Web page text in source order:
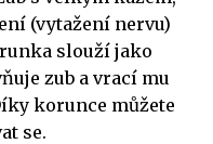
(vytažení nervu)
slouží jako
zub a vrací mu
korunce můžete
se.